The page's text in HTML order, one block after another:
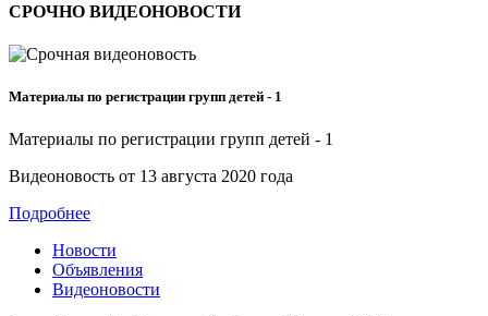
СРОЧНО ВИДЕОНОВОСТИ
Материалы по регистрации групп детей - 1
Материалы по регистрации групп детей - 1
Видеоновость от 13 августа 2020 года
Подробнее
Новости
Объявления
Видеоновости